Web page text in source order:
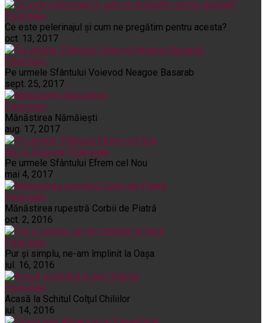
Pelerinaje
Ce este pelerinajul şi cum ne pregătim pentru acesta?
oct. 13, 2017
Pelerinaje
Pe urmele Sfântului Voievod Neagoe Basarab
sept. 25, 2017
Pelerinaje
Mănăstirea Nămăiești
aug. 17, 2017
Noi și Biserica Pelerinaje
Pe urmele Sfântului Efrem cel Nou
mai 4, 2017
Pelerinaje
Mănăstirea rupestră Corbii de Piatră
oct. 2, 2016
Pelerinaje
Pur şi simplu, ne-am împlinit la Oaşa
iul. 16, 2016
Pelerinaje
Acasă la Schitul Colţul Chiliilor
iul. 14, 2016